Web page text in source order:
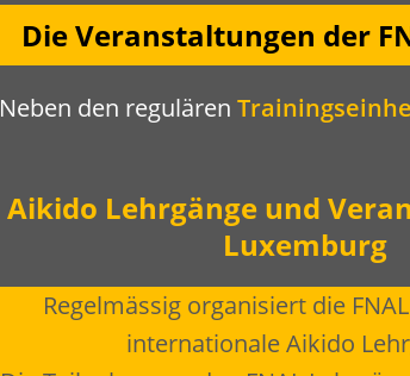
Die Veranstaltungen der
Neben den regulären
Aikido Lehrgänge und
Luxemburg
Regelmässig organisiert die
internationale Aikido